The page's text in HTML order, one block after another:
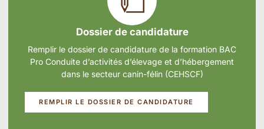
Dossier de candidature
Remplir le dossier de candidature de la formation BAC
Pro Conduite d’activités d’élevage et d’hébergement
dans le secteur canin-félin (CEHSCF)
REMPLIR LE DOSSIER DE CANDIDATURE